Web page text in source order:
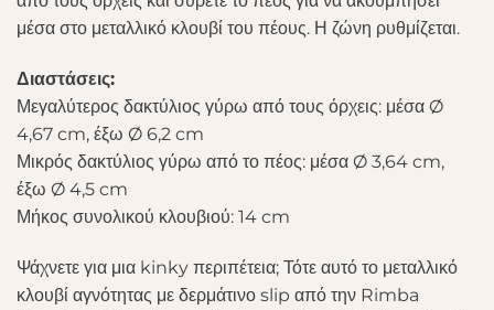
μέσα στο μεταλλικό κλουβί του πέους. Η ζώνη ρυθμίζεται.
Διαστάσεις:
Μεγαλύτερος δακτύλιος γύρω από τους όρχεις: μέσα Ø
4,67 cm, έξω Ø 6,2 cm
Μικρός δακτύλιος γύρω από το πέος: μέσα Ø 3,64 cm,
έξω Ø 4,5 cm
Μήκος συνολικού κλουβιού: 14 cm
Ψάχνετε για μια kinky περιπέτεια; Τότε αυτό το μεταλλικό
κλουβί αγνότητας με δερμάτινο slip από την Rimba